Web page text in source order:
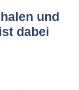
und
dabei